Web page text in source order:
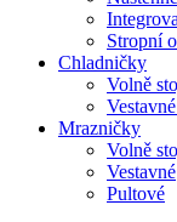
Stropní
Chladničky
Volně
Mrazničky
Volně
Vestavné
Pultové